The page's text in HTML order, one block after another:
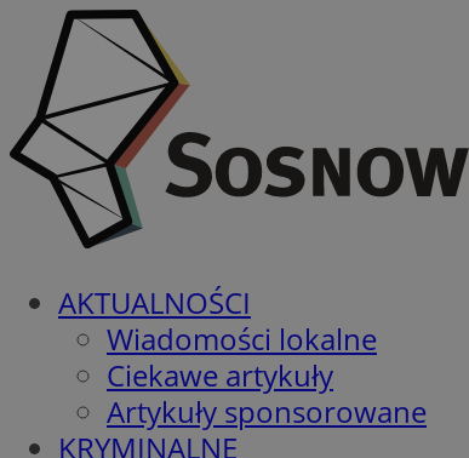
AKTUALNOŚCI
Wiadomości lokalne
Ciekawe artykuły
Artykuły sponsorowane
KRYMINALNE